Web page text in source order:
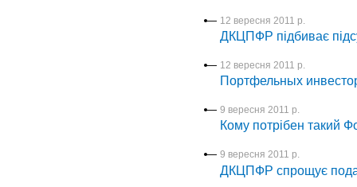
12 вересня 2011 р.
ДКЦПФР підбиває
12 вересня 2011 р.
Портфельных
9 вересня 2011 р.
Кому потрібен такий
9 вересня 2011 р.
ДКЦПФР спрощує